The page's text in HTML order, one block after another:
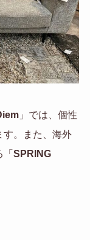
」では、個性
す。また、海外
SPRING